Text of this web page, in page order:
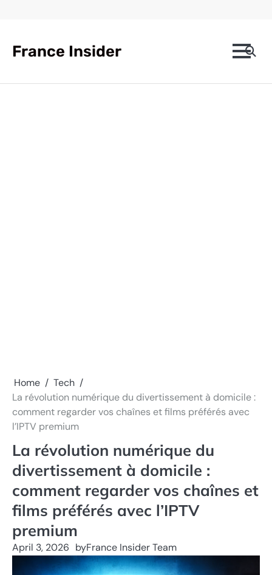
France Insider
Home
Tech
La révolution numérique du divertissement à domicile :
comment regarder vos chaînes et films préférés avec
l’IPTV premium
La révolution numérique du
divertissement à domicile :
comment regarder vos chaînes et
films préférés avec l’IPTV
premium
April 3, 2026 byFrance Insider Team